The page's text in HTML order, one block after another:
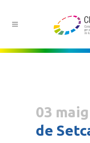
03 maig
de